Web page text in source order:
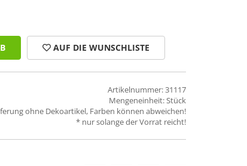
AUF DIE WUNSCHLISTE
Artikelnummer: 31117
Mengeneinheit: Stück
ohne Dekoartikel, Farben können abweichen!
* nur solange der Vorrat reicht!